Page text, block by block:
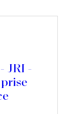
JRI -